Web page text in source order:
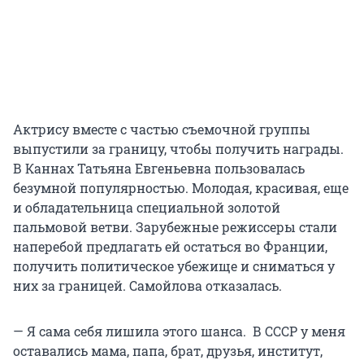
Актрису вместе с частью съемочной группы
выпустили за границу, чтобы получить награды.
В Каннах Татьяна Евгеньевна пользовалась
безумной популярностью. Молодая, красивая, еще
и обладательница специальной золотой
пальмовой ветви. Зарубежные режиссеры стали
наперебой предлагать ей остаться во Франции,
получить политическое убежище и сниматься у
них за границей. Самойлова отказалась.
— Я сама себя лишила этого шанса. В СССР у меня
оставались мама, папа, брат, друзья, институт,